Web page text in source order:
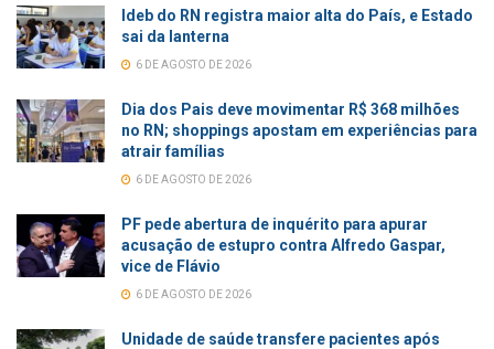
Ideb do RN registra maior alta do País, e Estado
sai da lanterna
6 DE AGOSTO DE 2026
Dia dos Pais deve movimentar R$ 368 milhões
no RN; shoppings apostam em experiências para
atrair famílias
6 DE AGOSTO DE 2026
PF pede abertura de inquérito para apurar
acusação de estupro contra Alfredo Gaspar,
vice de Flávio
6 DE AGOSTO DE 2026
Unidade de saúde transfere pacientes após